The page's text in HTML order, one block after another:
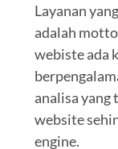
Layanan
adalah
webiste ada
analisa yang
website
engine.